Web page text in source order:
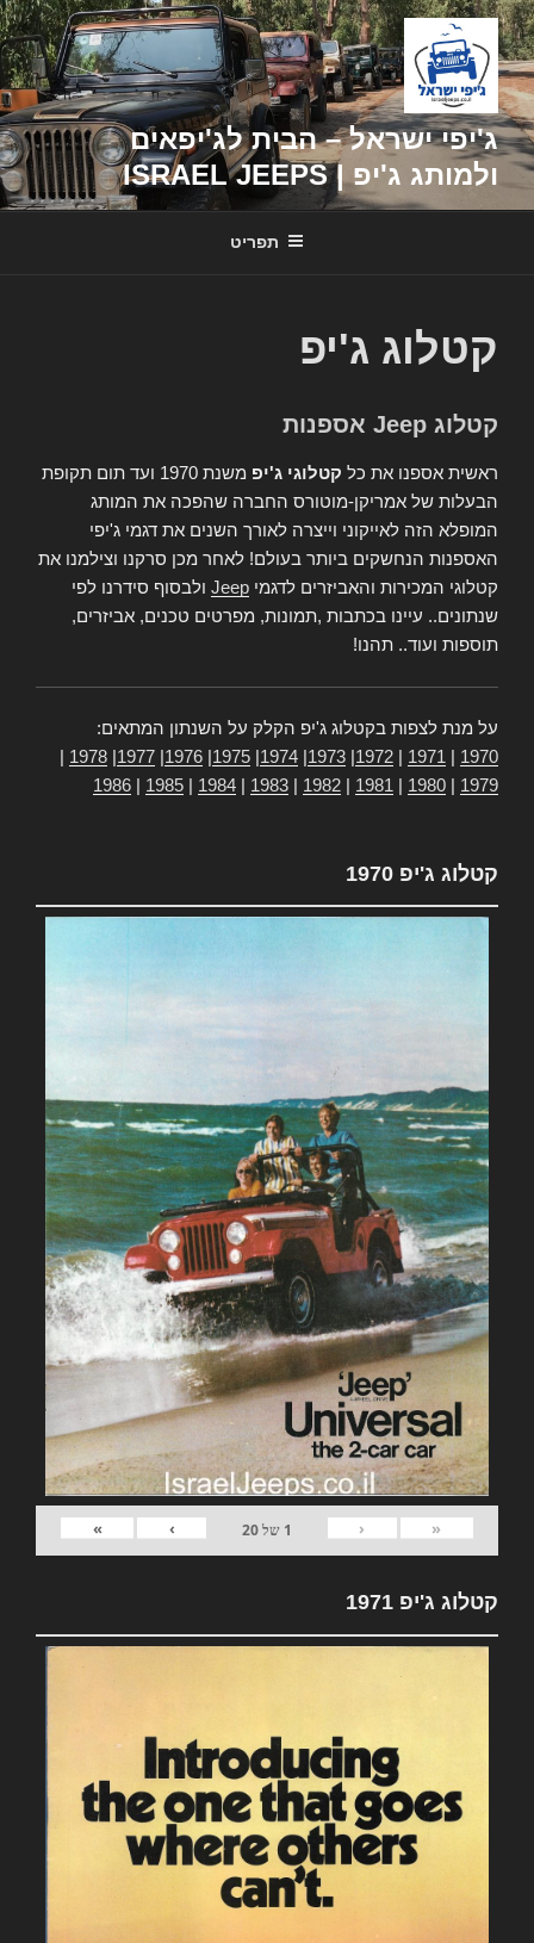
דילוג
לתוכן
ג'יפי ישראל – הבית לג'יפאים
ולמותג ג'יפ | ISRAEL JEEPS
תפריט
קטלוג ג'יפ
קטלוג Jeep אספנות
ראשית אספנו את כל קטלוגי ג'יפ
משנת 1970 ועד תום תקופת
הבעלות של אמריקן-מוטורס החברה שהפכה את המותג
המופלא הזה לאייקוני וייצרה לאורך השנים את דגמי ג'יפי
האספנות הנחשקים ביותר בעולם! לאחר מכן סרקנו וצילמנו את
קטלוגי המכירות והאביזרים לדגמי Jeep ולבסוף סידרנו לפי
שנתונים.. עיינו בכתבות ,תמונות, מפרטים טכנים, אביזרים,
תוספות ועוד.. תהנו!
על מנת לצפות בקטלוג ג'יפ הקלק על השנתון המתאים:
1970
1971
1972
1973
1974
1975
1976
1977
1978
1979
1980
1981
1982
1983
1984
1985
1986
קטלוג ג'יפ 1970
«
‹
1 של20
›
»
קטלוג ג'יפ 1971